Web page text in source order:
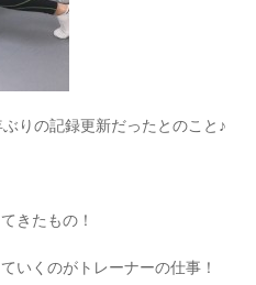
りの記録更新だったとのこと♪
きたもの！
いくのがトレーナーの仕事！